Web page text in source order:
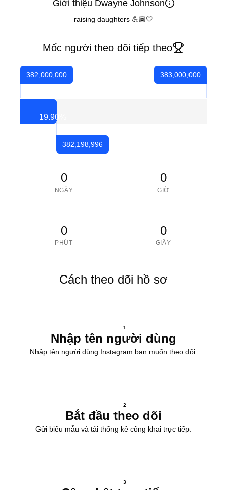
Giới thiệu Dwayne Johnson
raising daughters 💪🏾🤍
Mốc người theo dõi tiếp theo
382,000,000
19.90
382,198,996
383,000,000
0
NGÀY
0
GIỜ
0
PHÚT
0
GIÂY
Cách theo dõi hồ sơ
1
Nhập tên người dùng
Nhập tên người dùng Instagram bạn muốn theo dõi.
2
Bắt đầu theo dõi
Gửi biểu mẫu và tải thống kê công khai trực tiếp.
3